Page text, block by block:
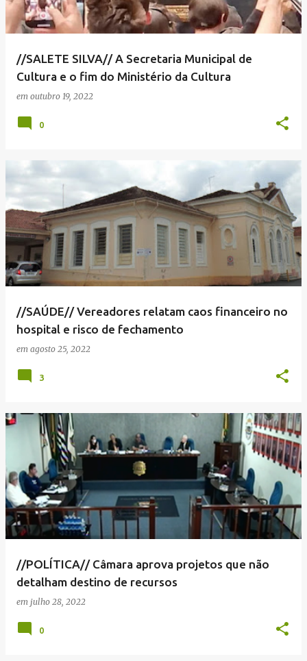
//SALETE SILVA// A Secretaria Municipal de
Cultura e o fim do Ministério da Cultura
em outubro 19, 2022
0
//SAÚDE// Vereadores relatam caos financeiro no
hospital e risco de fechamento
em agosto 25, 2022
3
//POLÍTICA// Câmara aprova projetos que não
detalham destino de recursos
em julho 28, 2022
0